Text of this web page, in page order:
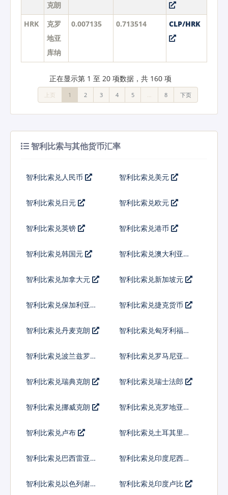
克朗
HRK
克罗
地亚
库纳
0.007135 0.713514 CLP/HRK
正在显示第 1 至 20 项数据，共 160 项
上页 1 2 3 4 5 … 8 下页
智利比索与其他货币汇率
智利比索兑人民币 智利比索兑美元
智利比索兑日元 智利比索兑欧元
智利比索兑英镑 智利比索兑港币
智利比索兑韩国元 智利比索兑澳大利亚元
智利比索兑加拿大元 智利比索兑新加坡元
智利比索兑保加利亚列
智利比索兑捷克货币
智利比索兑丹麦克朗 智利比索兑匈牙利福林
智利比索兑波兰兹罗提
智利比索兑罗马尼亚新
智利比索兑瑞典克朗 智利比索兑瑞士法郎
智利比索兑挪威克朗
智利比索兑克罗地亚库
智利比索兑卢布 智利比索兑土耳其里拉
智利比索兑巴西雷亚尔
智利比索兑印度尼西亚
智利比索兑以色列谢克
智利比索兑印度卢比